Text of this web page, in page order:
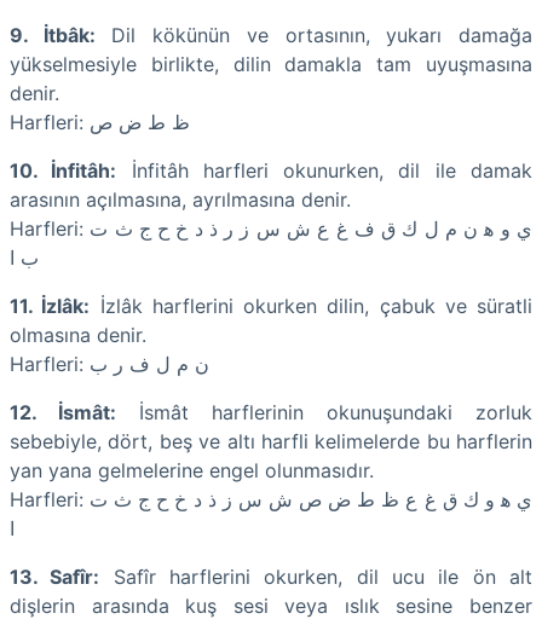
9. İtbâk: Dil kökünün ve ortasının, yukarı damağa
yükselmesiyle birlikte, dilin damakla tam uyuşmasına
denir.
Harfleri: ﻅ ﻁ ﺽ ﺹ
10. İnfitâh: İnfitâh harfleri okunurken, dil ile damak
arasının açılmasına, ayrılmasına denir.
Harfleri: ﻱ ﻭ ﻫ ﻥ ﻡ ﻝ ﻙ ﻕ ﻑ ﻍ ﻉ ﺵ ﺱ ﺯ ﺭ ﺫ ﺩ ﺥ ﺡ ﺝ ﺙ ﺕ
ﺏ ﺍ
11. İzlâk: İzlâk harflerini okurken dilin, çabuk ve süratli
olmasına denir.
Harfleri: ﻥ ﻡ ﻝ ﻑ ﺭ ﺏ
12. İsmât: İsmât harflerinin okunuşundaki zorluk
sebebiyle, dört, beş ve altı harfli kelimelerde bu harflerin
yan yana gelmelerine engel olunmasıdır.
Harfleri: ﻱ ﻫ ﻭ ﻙ ﻕ ﻍ ﻉ ﻅ ﻁ ﺽ ﺹ ﺵ ﺱ ﺯ ﺫ ﺩ ﺥ ﺡ ﺝ ﺙ ﺕ
ﺍ
13. Safîr: Safîr harflerini okurken, dil ucu ile ön alt
dişlerin arasında kuş sesi veya ıslık sesine benzer